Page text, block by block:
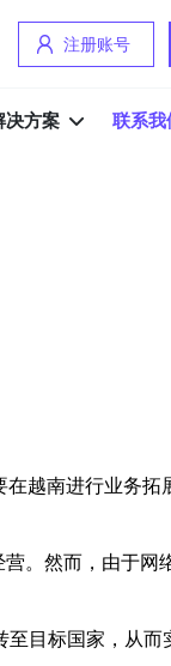
注册账号
决方案 联系我
越南进行业务拓
。然而，由于网
目标国家，从而